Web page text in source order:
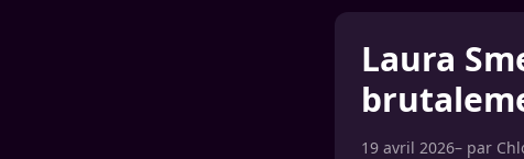
Laura
19 avril 2026– par